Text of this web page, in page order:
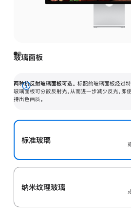
玻璃面板
两种抗反射玻璃面板可选。 标配的玻璃面板经过特
玻璃面板可分散反射光，从而进一步减少反光，即
持出色画质。
展
开
标准玻璃
纳米纹理玻璃